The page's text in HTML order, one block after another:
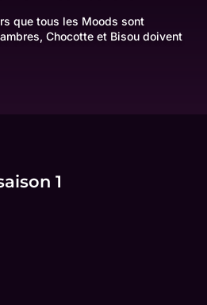
que tous les Moods sont
Chocotte et Bisou doivent
1